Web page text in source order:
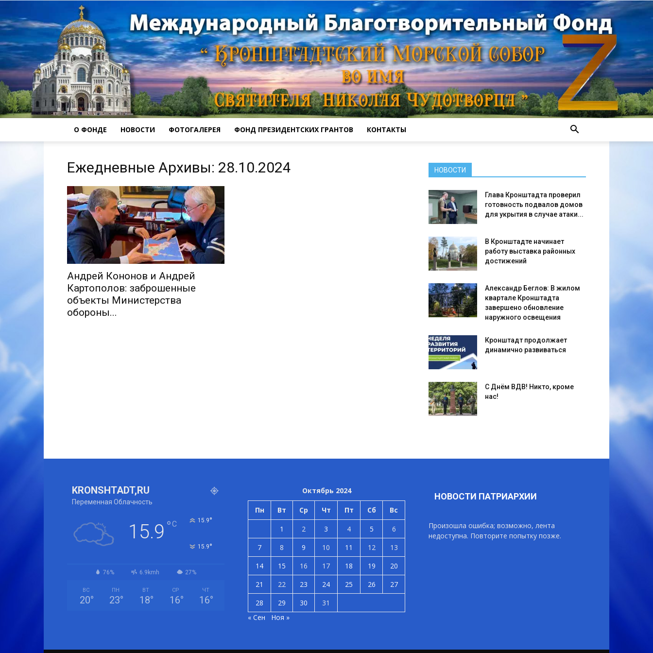
О ФОНДЕ НОВОСТИ ФОТОГАЛЕРЕЯ ФОНД ПРЕЗИДЕНТСКИХ ГРАНТОВ КОНТАКТЫ
Ежедневные Архивы: 28.10.2024
Андрей Кононов и Андрей
Картополов: заброшенные
объекты Министерства
обороны...
НОВОСТИ
Глава Кронштадта проверил
готовность подвалов домов
для укрытия в случае атаки...
В Кронштадте начинает
работу выставка районных
достижений
Александр Беглов: В жилом
квартале Кронштадта
завершено обновление
наружного освещения
Кронштадт продолжает
динамично развиваться
С Днём ВДВ! Никто, кроме
нас!
KRONSHTADT,RU
Переменная Облачность
15.9 °C 15.9°
15.9°
76% 6.9kmh 27%
ВС
20°
ПН
23°
ВТ
18°
СР
16°
ЧТ
16°
Октябрь 2024
Пн Вт Ср Чт Пт Сб Вс
1 2 3 4 5
6
7
8 9 10 11 12
13
14
15 16 17 18 19
20
21
22 23 24 25 26
27
28
29 30
31
« Сен
Ноя »
НОВОСТИ ПАТРИАРХИИ
Произошла ошибка; возможно, лента
недоступна. Повторите попытку позже.